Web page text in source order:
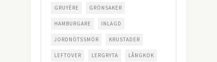
GRUYÈRE GRÖNSAKER
HAMBURGARE INLAGD
JORDNÖTSSMÖR KRUSTADER
LEFTOVER LERGRYTA LÅNGKOK